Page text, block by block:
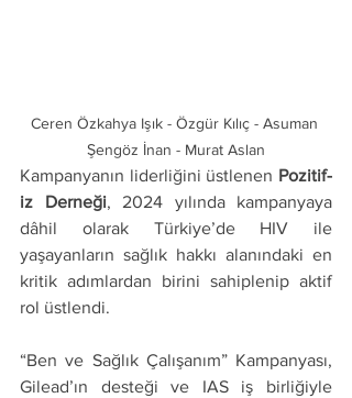
Ceren Özkahya Işık - Özgür Kılıç - Asuman
Şengöz İnan - Murat Aslan
Kampanyanın liderliğini üstlenen Pozitif-
iz Derneği, 2024 yılında kampanyaya
dâhil olarak Türkiye’de HIV ile
yaşayanların sağlık hakkı alanındaki en
kritik adımlardan birini sahiplenip aktif
rol üstlendi.
“Ben ve Sağlık Çalışanım” Kampanyası,
Gilead’ın desteği ve IAS iş birliğiyle